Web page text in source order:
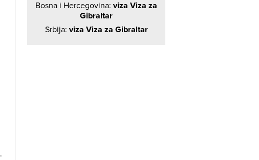
Bosna i Hercegovina: viza Viza za
Gibraltar
Srbija: viza Viza za Gibraltar